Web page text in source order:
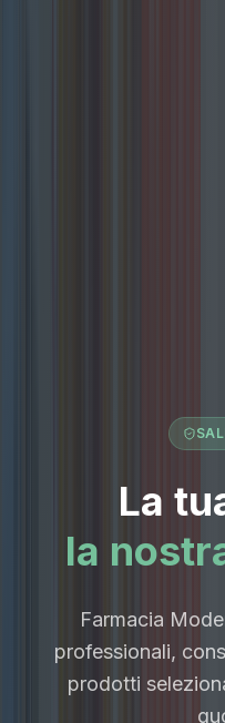
La
la
Farmacia
professionali,
prodotti